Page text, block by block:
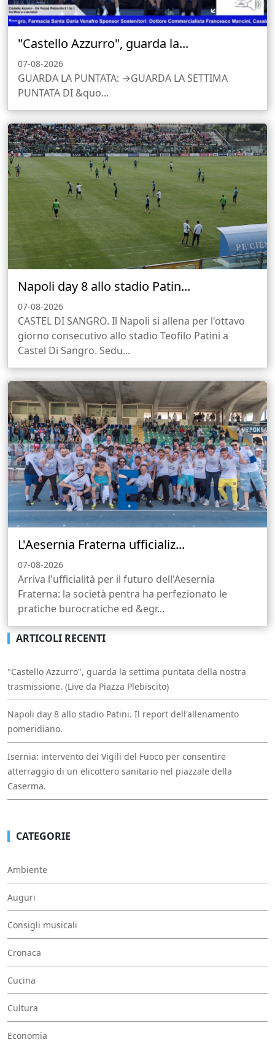
"Castello Azzurro", guarda la...
07-08-2026
GUARDA LA PUNTATA: →GUARDA LA SETTIMA
PUNTATA DI &quo...
Napoli day 8 allo stadio Patin...
07-08-2026
CASTEL DI SANGRO. Il Napoli si allena per l'ottavo
giorno consecutivo allo stadio Teofilo Patini a
Castel Di Sangro. Sedu...
L'Aesernia Fraterna ufficializ...
07-08-2026
Arriva l'ufficialità per il futuro dell'Aesernia
Fraterna: la società pentra ha perfezionato le
pratiche burocratiche ed &egr...
ARTICOLI RECENTI
"Castello Azzurro", guarda la settima puntata della nostra
trasmissione. (Live da Piazza Plebiscito)
Napoli day 8 allo stadio Patini. Il report dell'allenamento
pomeridiano.
Isernia: intervento dei Vigili del Fuoco per consentire
atterraggio di un elicottero sanitario nel piazzale della
Caserma.
CATEGORIE
Ambiente
Auguri
Consigli musicali
Cronaca
Cucina
Cultura
Economia